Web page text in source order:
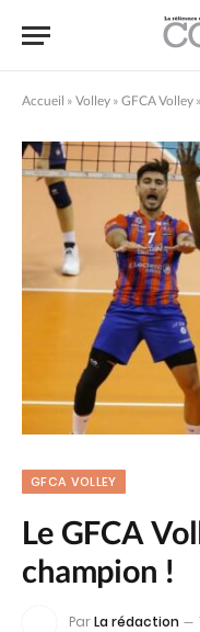
Accueil » Volley » GFCA Volley »
GFCA VOLLEY
Le GFCA
champion !
ParLa rédaction